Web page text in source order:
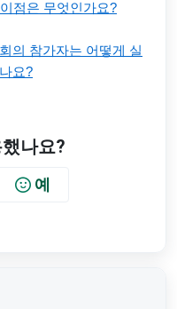
점은 무엇인가요?
의 참가자는 어떻게 실
요?
나요?
예